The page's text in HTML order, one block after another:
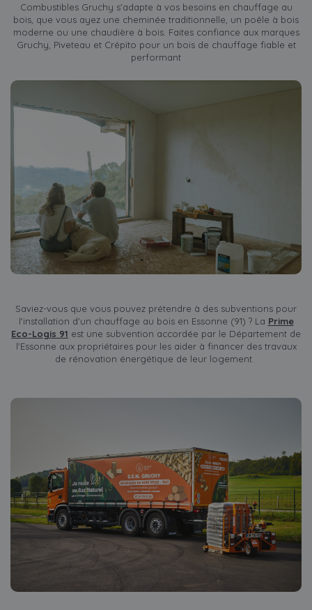
Combustibles Gruchy s'adapte à vos besoins en chauffage au
bois, que vous ayez une cheminée traditionnelle, un poêle à bois
moderne ou une chaudière à bois. Faites confiance aux marques
Gruchy, Piveteau et Crépito pour un bois de chauffage fiable et
performant
Saviez-vous que vous pouvez prétendre à des subventions pour
l'installation d'un chauffage au bois en Essonne (91) ? La Prime
Eco-Logis 91 est une subvention accordée par le Département de
l'Essonne aux propriétaires pour les aider à financer des travaux
de rénovation énergétique de leur logement.